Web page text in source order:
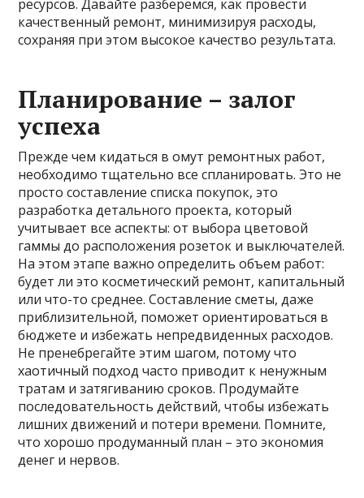
ресурсов. Давайте разберемся, как провести
качественный ремонт, минимизируя расходы,
сохраняя при этом высокое качество результата.
Планирование – залог
успеха
Прежде чем кидаться в омут ремонтных работ,
необходимо тщательно все спланировать. Это не
просто составление списка покупок, это
разработка детального проекта, который
учитывает все аспекты: от выбора цветовой
гаммы до расположения розеток и выключателей.
На этом этапе важно определить объем работ:
будет ли это косметический ремонт, капитальный
или что-то среднее. Составление сметы, даже
приблизительной, поможет ориентироваться в
бюджете и избежать непредвиденных расходов.
Не пренебрегайте этим шагом, потому что
хаотичный подход часто приводит к ненужным
тратам и затягиванию сроков. Продумайте
последовательность действий, чтобы избежать
лишних движений и потери времени. Помните,
что хорошо продуманный план – это экономия
денег и нервов.